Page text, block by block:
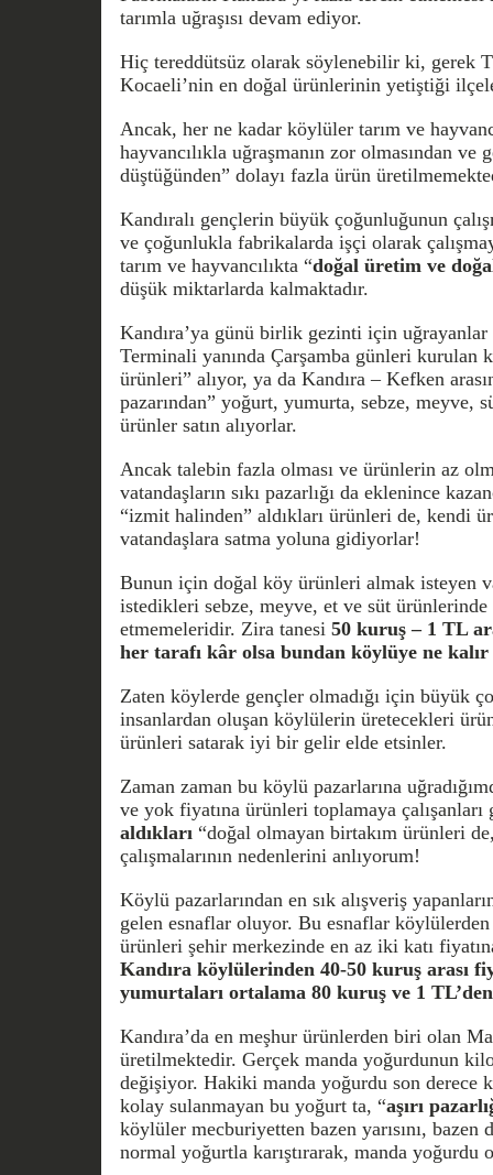
tarımla uğraşısı devam ediyor.
Hiç tereddütsüz olarak söylenebilir ki, gerek
Kocaeli’nin en doğal ürünlerinin yetiştiği
Ancak, her ne kadar köylüler tarım ve
hayvancılıkla uğraşmanın zor olmasından
düştüğünden” dolayı fazla ürün
Kandıralı gençlerin büyük çoğunluğunun
ve çoğunlukla fabrikalarda işçi olarak
tarım ve hayvancılıkta “doğal üretim ve
düşük miktarlarda kalmaktadır.
Kandıra’ya günü birlik gezinti için uğrayanlar
Terminali yanında Çarşamba günleri kurulan
ürünleri” alıyor, ya da Kandıra – Kefken
pazarından” yoğurt, yumurta, sebze, meyve,
ürünler satın alıyorlar.
Ancak talebin fazla olması ve ürünlerin az
vatandaşların sıkı pazarlığı da eklenince
“izmit halinden” aldıkları ürünleri de, kendi
vatandaşlara satma yoluna gidiyorlar!
Bunun için doğal köy ürünleri almak isteyen
istedikleri sebze, meyve, et ve süt ürünlerinde
etmemeleridir. Zira tanesi 50 kuruş – 1 TL
her tarafı kâr olsa bundan köylüye ne
Zaten köylerde gençler olmadığı için büyük
insanlardan oluşan köylülerin üretecekleri
ürünleri satarak iyi bir gelir elde etsinler.
Zaman zaman bu köylü pazarlarına
ve yok fiyatına ürünleri toplamaya
aldıkları“doğal olmayan birtakım ürünleri
çalışmalarının nedenlerini anlıyorum!
Köylü pazarlarından en sık alışveriş
gelen esnaflar oluyor. Bu esnaflar köylülerden
ürünleri şehir merkezinde en az iki katı
Kandıra köylülerinden 40-50 kuruş arası
yumurtaları ortalama 80 kuruş ve 1
Kandıra’da en meşhur ürünlerden biri olan
üretilmektedir. Gerçek manda yoğurdunun
değişiyor. Hakiki manda yoğurdu son derece
kolay sulanmayan bu yoğurt ta, “aşırı
köylüler mecburiyetten bazen yarısını, bazen
normal yoğurtla karıştırarak, manda yoğurdu